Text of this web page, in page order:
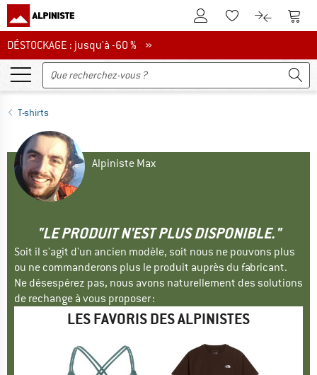
Vers le compte client
Vers la liste
Vers le
DÉSTOCKAGE : jusqu'à -60 %
DÉSTOCKAGE : jusqu'à -60 % »
T-shirts
Alpiniste Max
"LE PRODUIT N'EST PLUS DISPONIBLE."
Soit il s'agit d'un ancien modèle, soit nous ne pouvons plus
ou ne commanderons plus le produit auprès du fabricant.
Ne désespérez pas, nous avons naturellement des solutions
de rechange à vous proposer :
LES FAVORIS DES ALPINISTES